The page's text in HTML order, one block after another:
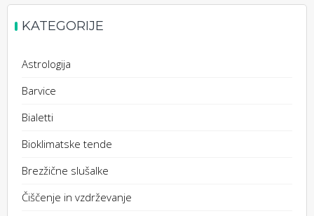
KATEGORIJE
Astrologija
Barvice
Bialetti
Bioklimatske tende
Brezžične slušalke
Čiščenje in vzdrževanje